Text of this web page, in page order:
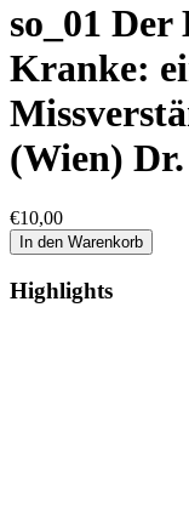
so_01
Kranke:
(Wien)
€10,00
In den Warenkorb
Highlights